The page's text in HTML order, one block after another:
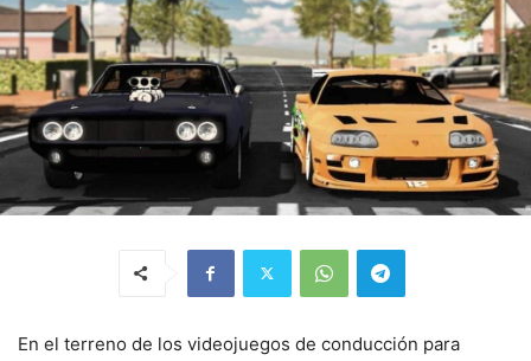
En el terreno de los videojuegos de conducción para